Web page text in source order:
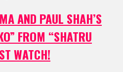
AND PAUL SHAH’S
FROM “SHATRU
WATCH!